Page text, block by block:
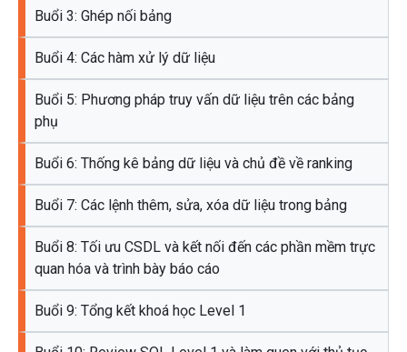
Buổi 3: Ghép nối bảng
Buổi 4: Các hàm xử lý dữ liệu
Buổi 5: Phương pháp truy vấn dữ liệu trên các bảng
phụ
Buổi 6: Thống kê bảng dữ liệu và chủ đề về ranking
Buổi 7: Các lệnh thêm, sửa, xóa dữ liệu trong bảng
Buổi 8: Tối ưu CSDL và kết nối đến các phần mềm trực
quan hóa và trình bày báo cáo
Buổi 9: Tổng kết khoá học Level 1